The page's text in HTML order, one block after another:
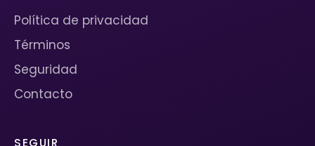
Política de privacidad
Términos
Seguridad
Contacto